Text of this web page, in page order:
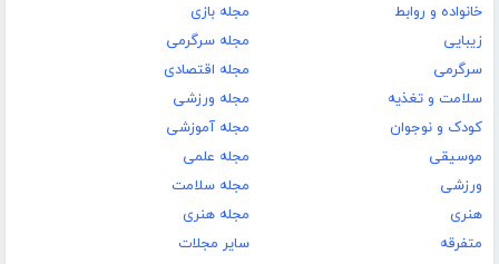
خانواده و روابط
زیبایی
سرگرمی
سلامت و تغذیه
کودک و نوجوان
موسیقی
ورزشی
هنری
متفرقه
مجله بازی
مجله سرگرمی
مجله اقتصادی
مجله ورزشی
مجله آموزشی
مجله علمی
مجله سلامت
مجله هنری
سایر مجلات